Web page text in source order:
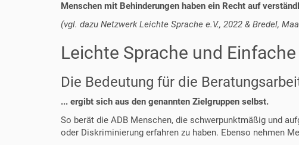
Menschen mit Behinderungen haben ein Recht auf
(vgl. dazu Netzwerk Leichte Sprache e.V., 2022 & Bredel,
Leichte Sprache und
Die Bedeutung für die
... ergibt sich aus den genannten Zielgruppen selbst.
So berät die ADB Menschen, die schwerpunktmäßig und
oder Diskriminierung erfahren zu haben. Ebenso nehmen